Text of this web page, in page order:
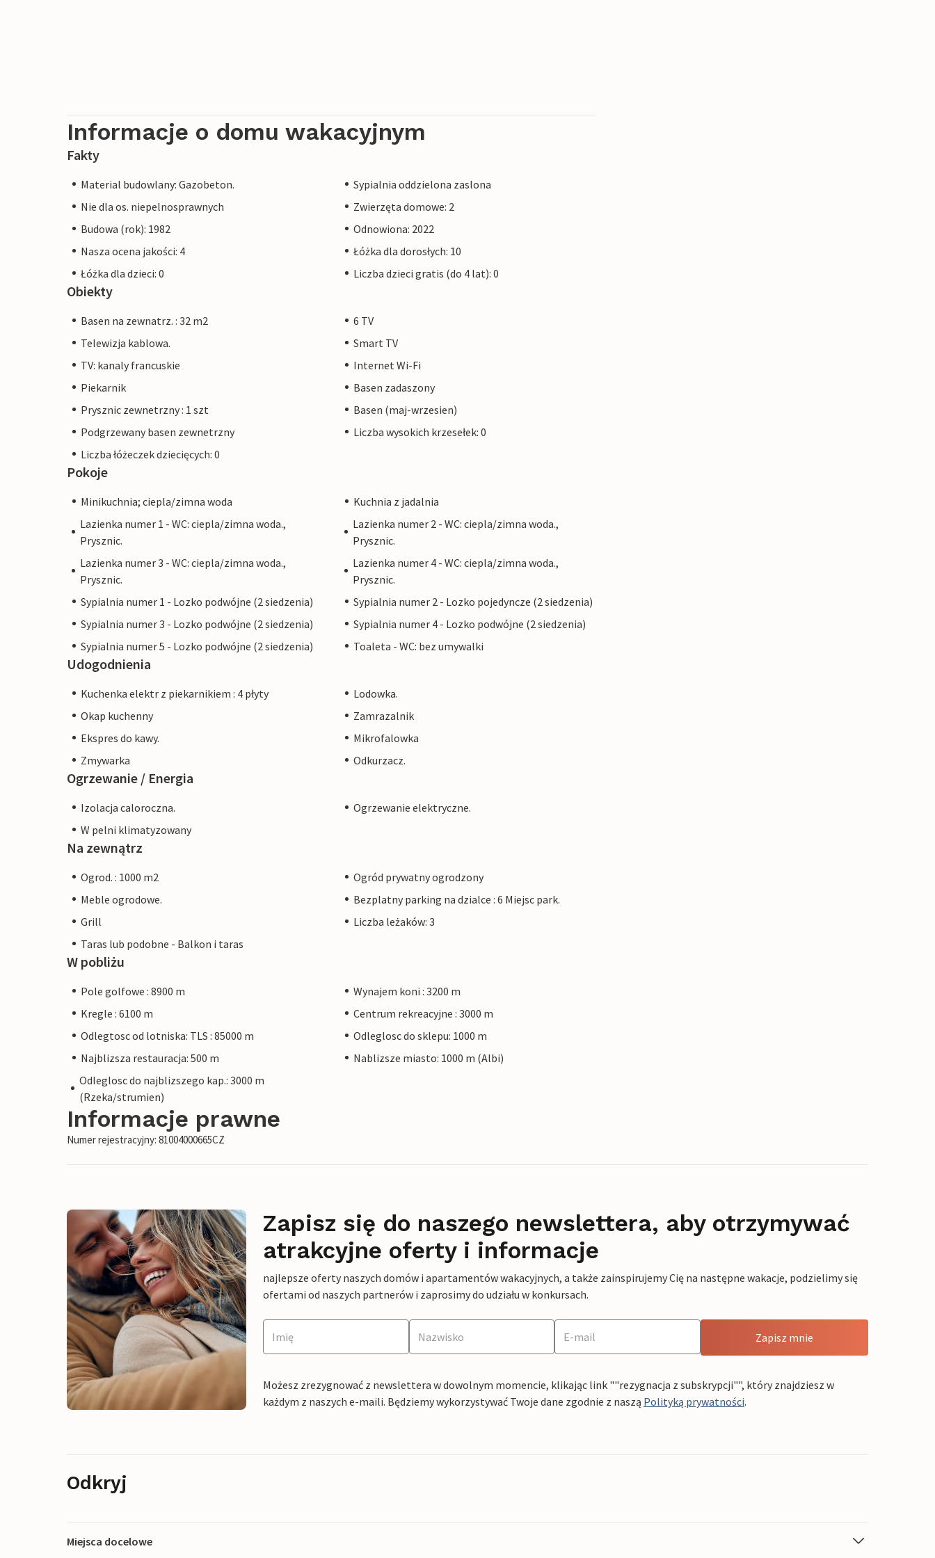
Informacje o domu wakacyjnym
Fakty
Material budowlany: Gazobeton.
Sypialnia oddzielona zaslona
Nie dla os. niepelnosprawnych
Zwierzęta domowe: 2
Budowa (rok): 1982
Odnowiona: 2022
Nasza ocena jakości: 4
Łóżka dla dorosłych: 10
Łóżka dla dzieci: 0
Liczba dzieci gratis (do 4 lat): 0
Obiekty
Basen na zewnatrz. : 32 m2
6 TV
Telewizja kablowa.
Smart TV
TV: kanaly francuskie
Internet Wi-Fi
Piekarnik
Basen zadaszony
Prysznic zewnetrzny : 1 szt
Basen (maj-wrzesien)
Podgrzewany basen zewnetrzny
Liczba wysokich krzesełek: 0
Liczba łóżeczek dziecięcych: 0
Pokoje
Minikuchnia; ciepla/zimna woda
Kuchnia z jadalnia
Lazienka numer 1 - WC: ciepla/zimna woda.,
Prysznic.
Lazienka numer 2 - WC: ciepla/zimna woda.,
Prysznic.
Lazienka numer 3 - WC: ciepla/zimna woda.,
Prysznic.
Lazienka numer 4 - WC: ciepla/zimna woda.,
Prysznic.
Sypialnia numer 1 - Lozko podwójne (2 siedzenia)
Sypialnia numer 2 - Lozko pojedyncze (2 siedzenia)
Sypialnia numer 3 - Lozko podwójne (2 siedzenia)
Sypialnia numer 4 - Lozko podwójne (2 siedzenia)
Sypialnia numer 5 - Lozko podwójne (2 siedzenia)
Toaleta - WC: bez umywalki
Udogodnienia
Kuchenka elektr z piekarnikiem : 4 płyty
Lodowka.
Okap kuchenny
Zamrazalnik
Ekspres do kawy.
Mikrofalowka
Zmywarka
Odkurzacz.
Ogrzewanie / Energia
Izolacja caloroczna.
Ogrzewanie elektryczne.
W pelni klimatyzowany
Na zewnątrz
Ogrod. : 1000 m2
Ogród prywatny ogrodzony
Meble ogrodowe.
Bezplatny parking na dzialce : 6 Miejsc park.
Grill
Liczba leżaków: 3
Taras lub podobne - Balkon i taras
W pobliżu
Pole golfowe : 8900 m
Wynajem koni : 3200 m
Kregle : 6100 m
Centrum rekreacyjne : 3000 m
Odlegtosc od lotniska: TLS : 85000 m
Odleglosc do sklepu: 1000 m
Najblizsza restauracja: 500 m
Nablizsze miasto: 1000 m (Albi)
Odleglosc do najblizszego kap.: 3000 m
(Rzeka/strumien)
Informacje prawne
Numer rejestracyjny: 81004000665CZ
Zapisz się do naszego newslettera, aby otrzymywać
atrakcyjne oferty i informacje
najlepsze oferty naszych domów i apartamentów wakacyjnych, a także zainspirujemy Cię na następne wakacje, podzielimy się
ofertami od naszych partnerów i zaprosimy do udziału w konkursach.
Zapisz mnie
Możesz zrezygnować z newslettera w dowolnym momencie, klikając link ""rezygnacja z subskrypcji"", który znajdziesz w
każdym z naszych e-maili. Będziemy wykorzystywać Twoje dane zgodnie z naszą Polityką prywatności.
Odkryj
Miejsca docelowe